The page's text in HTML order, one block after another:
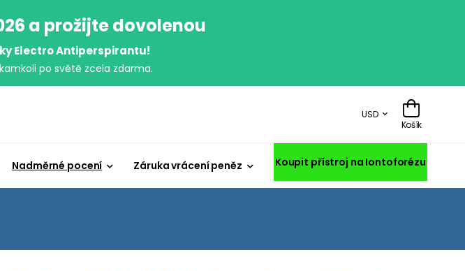
a prožijte dovolenou
Electro Antiperspirantu!
po světě zcela zdarma.
USD
Košík
Nadměrné pocení Záruka vrácení peněz Koupit přístroj na Iontoforézu